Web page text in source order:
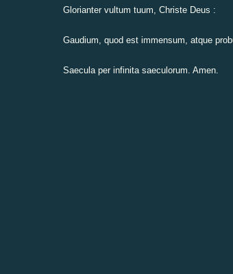
Glorianter vultum tuum, Christe Deus :
Gaudium, quod est immensum, atque
Saecula per infinita saeculorum. Amen.